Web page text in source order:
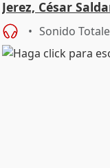
Jerez, César
Sonido